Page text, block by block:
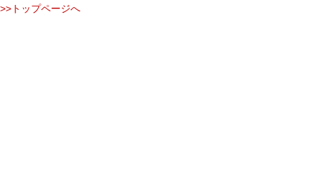
>>トップページへ